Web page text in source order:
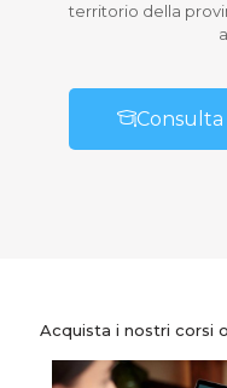
territorio della
Consulta
Acquista i nostri corsi